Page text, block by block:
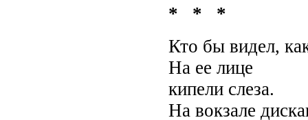
* * *
Кто бы видел,
На ее лице
кипели слеза.
На вокзале